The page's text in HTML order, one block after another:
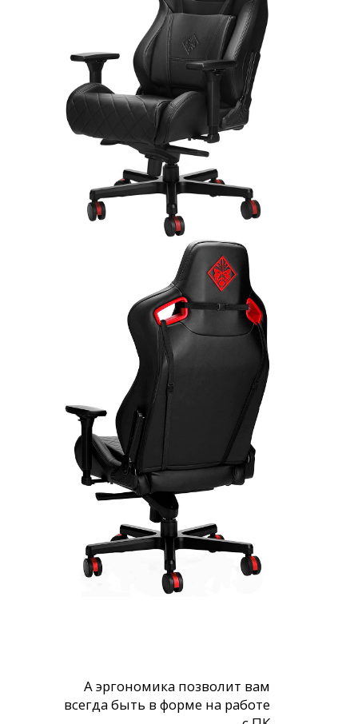
А эргономика позволит вам
всегда быть в форме на работе